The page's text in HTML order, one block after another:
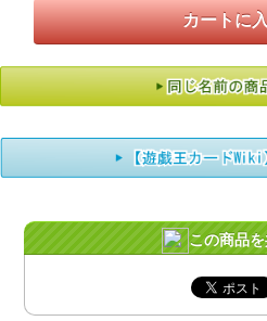
この商品